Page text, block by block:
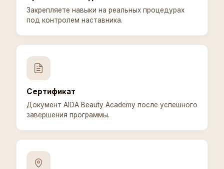
Закрепляете навыки на реальных процедурах
под контролем наставника.
Сертификат
Документ AIDA Beauty Academy после успешного
завершения программы.